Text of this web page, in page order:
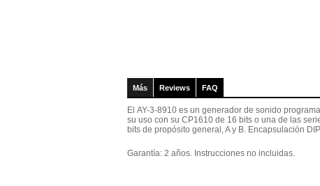
Más Reviews FAQ
El AY-3-8910 es un generador de sonido
su uso con su CP1610 de 16 bits o una de las
bits de propósito general, A y B. Encapsulación
Garantía: 2 años. Instrucciones no incluidas.